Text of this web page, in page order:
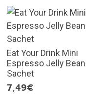
Eat Your Drink Mini
Espresso Jelly Bean
Sachet
7,49€